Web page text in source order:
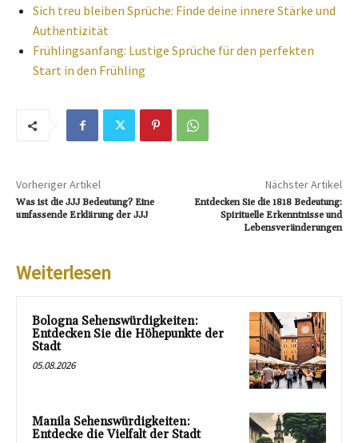
Sich treu bleiben Sprüche: Finde deine innere Stärke und
Authentizität
Frühlingsanfang: Lustige Sprüche für den perfekten
Start in den Frühling
Vorheriger Artikel
Was ist die JJJ Bedeutung? Eine
umfassende Erklärung der JJJ
Nächster Artikel
Entdecken Sie die 1818 Bedeutung:
Spirituelle Erkenntnisse und
Lebensveränderungen
Weiterlesen
Bologna Sehenswürdigkeiten:
Entdecken Sie die Höhepunkte der
Stadt
05.08.2026
Manila Sehenswürdigkeiten:
Entdecke die Vielfalt der Stadt